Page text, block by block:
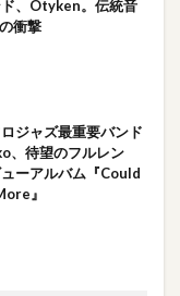
、Otyken。伝統音
衝撃
ジャズ最重要バンド
、待望のフルレン
ーアルバム『Could
』